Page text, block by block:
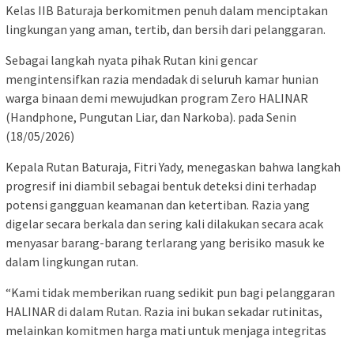
Kelas IIB Baturaja berkomitmen penuh dalam menciptakan
lingkungan yang aman, tertib, dan bersih dari pelanggaran.
Sebagai langkah nyata pihak Rutan kini gencar
mengintensifkan razia mendadak di seluruh kamar hunian
warga binaan demi mewujudkan program Zero HALINAR
(Handphone, Pungutan Liar, dan Narkoba). pada Senin
(18/05/2026)
Kepala Rutan Baturaja, Fitri Yady, menegaskan bahwa langkah
progresif ini diambil sebagai bentuk deteksi dini terhadap
potensi gangguan keamanan dan ketertiban. Razia yang
digelar secara berkala dan sering kali dilakukan secara acak
menyasar barang-barang terlarang yang berisiko masuk ke
dalam lingkungan rutan.
“Kami tidak memberikan ruang sedikit pun bagi pelanggaran
HALINAR di dalam Rutan. Razia ini bukan sekadar rutinitas,
melainkan komitmen harga mati untuk menjaga integritas